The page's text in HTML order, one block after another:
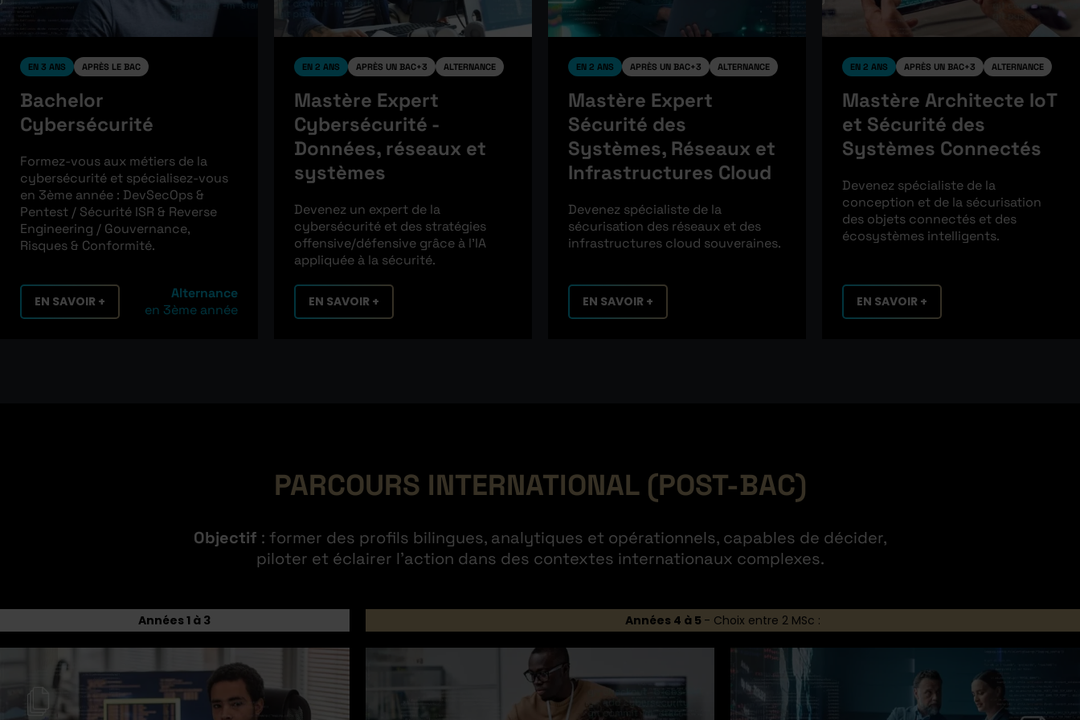
EN 3 ANS APRÈS LE BAC
Bachelor
Cybersécurité
Formez-vous aux métiers de la
cybersécurité et spécialisez-vous
en 3ème année : DevSecOps &
Pentest / Sécurité ISR & Reverse
Engineering / Gouvernance,
Risques & Conformité.
EN SAVOIR +
Alternance
en 3ème année
EN 2 ANS APRÈS UN BAC+3 ALTERNANCE
Mastère Expert
Cybersécurité -
Données, réseaux et
systèmes
Devenez un expert de la
cybersécurité et des stratégies
offensive/défensive grâce à l’IA
appliquée à la sécurité.
EN SAVOIR +
EN 2 ANS APRÈS UN BAC+3 ALTERNANCE
Mastère Expert
Sécurité des
Systèmes, Réseaux et
Infrastructures Cloud
Devenez spécialiste de la
sécurisation des réseaux et des
infrastructures cloud souveraines.
EN SAVOIR +
EN 2 ANS APRÈS UN BAC+3 ALTERNANCE
Mastère Architecte IoT
et Sécurité des
Systèmes Connectés
Devenez spécialiste de la
conception et de la sécurisation
des objets connectés et des
écosystèmes intelligents.
EN SAVOIR +
PARCOURS INTERNATIONAL (POST-BAC)
Objectif : former des profils bilingues, analytiques et opérationnels, capables de décider,
piloter et éclairer l’action dans des contextes internationaux complexes.
Années 1 à 3 Années 4 à 5 - Choix entre 2 MSc :